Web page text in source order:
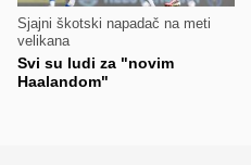
Sjajni škotski napadač na meti
velikana
Svi su ludi za "novim
Haalandom"